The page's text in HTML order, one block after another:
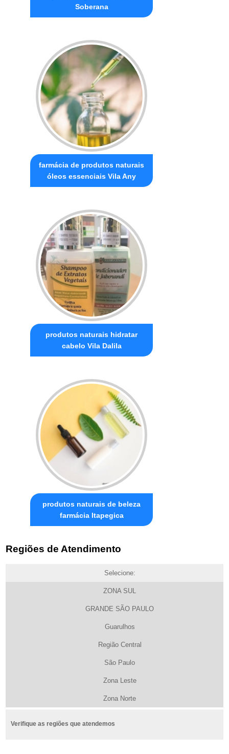
Soberana
farmácia de produtos naturais
óleos essenciais Vila Any
produtos naturais hidratar
cabelo Vila Dalila
produtos naturais de beleza
farmácia Itapegica
Regiões de Atendimento
Selecione:
ZONA SUL
GRANDE SÃO PAULO
Guarulhos
Região Central
São Paulo
Zona Leste
Zona Norte
Verifique as regiões que atendemos